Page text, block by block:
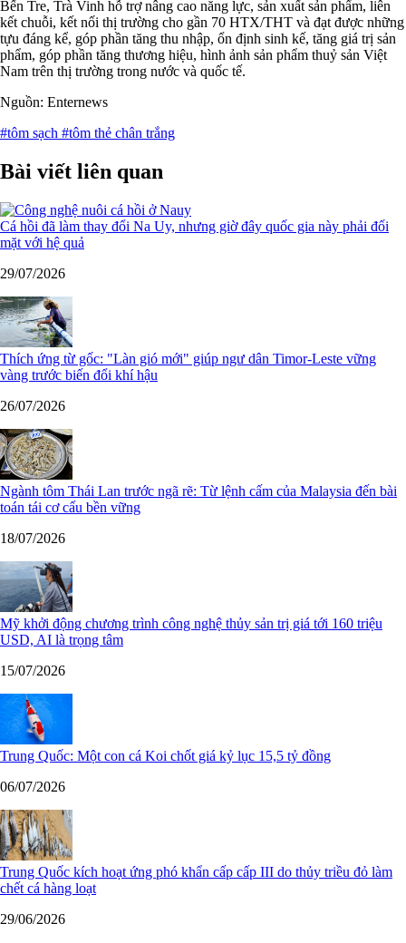
Bến Tre, Trà Vinh hỗ trợ nâng cao năng lực, sản xuất sản phẩm, liên
kết chuỗi, kết nối thị trường cho gần 70 HTX/THT và đạt được những
tựu đáng kể, góp phần tăng thu nhập, ổn định sinh kế, tăng giá trị sản
phẩm, góp phần tăng thương hiệu, hình ảnh sản phẩm thuỷ sản Việt
Nam trên thị trường trong nước và quốc tế.
Nguồn: Enternews
#tôm sạch #tôm thẻ chân trắng
Bài viết liên quan
Cá hồi đã làm thay đổi Na Uy, nhưng giờ đây quốc gia này phải đối
mặt với hệ quả
29/07/2026
Thích ứng từ gốc: "Làn gió mới" giúp ngư dân Timor-Leste vững
vàng trước biến đổi khí hậu
26/07/2026
Ngành tôm Thái Lan trước ngã rẽ: Từ lệnh cấm của Malaysia đến bài
toán tái cơ cấu bền vững
18/07/2026
Mỹ khởi động chương trình công nghệ thủy sản trị giá tới 160 triệu
USD, AI là trọng tâm
15/07/2026
Trung Quốc: Một con cá Koi chốt giá kỷ lục 15,5 tỷ đồng
06/07/2026
Trung Quốc kích hoạt ứng phó khẩn cấp cấp III do thủy triều đỏ làm
chết cá hàng loạt
29/06/2026